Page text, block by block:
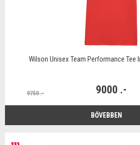
Wilson Unisex Team Performance Tee
9750 .- 9000 .-
BŐVEBBEN